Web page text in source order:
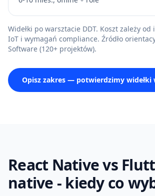
Widełki po warsztacie DDT. Koszt zależy
IoT i wymagań compliance. Źródło
Software (120+ projektów).
Opisz zakres — potwierdzimy widełki
React Native vs
native - kiedy co